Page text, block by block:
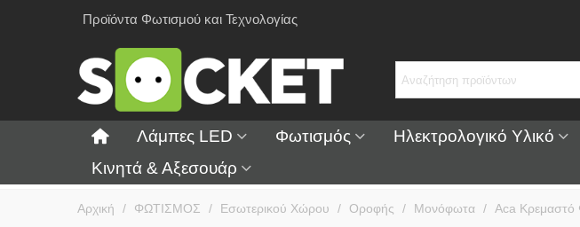
Προϊόντα Φωτισμού και Τεχνολογίας
Λάμπες LED Φωτισμός Ηλεκτρολογικό Υλικό
Κινητά & Αξεσουάρ
Αρχική / ΦΩΤΙΣΜΟΣ / Εσωτερικού Χώρου / Οροφής / Μονόφωτα / Aca